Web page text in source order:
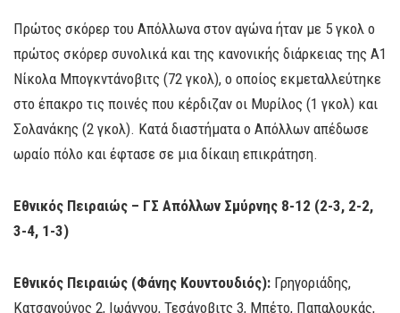
Πρώτος σκόρερ του Απόλλωνα στον αγώνα ήταν με 5 γκολ ο
πρώτος σκόρερ συνολικά και της κανονικής διάρκειας της Α1
Νίκολα Μπογκντάνοβιτς (72 γκολ), ο οποίος εκμεταλλεύτηκε
στο έπακρο τις ποινές που κέρδιζαν οι Μυρίλος (1 γκολ) και
Σολανάκης (2 γκολ). Κατά διαστήματα ο Απόλλων απέδωσε
ωραίο πόλο και έφτασε σε μια δίκαιη επικράτηση.
Εθνικός Πειραιώς – ΓΣ Απόλλων Σμύρνης 8-12 (2-3, 2-2,
3-4, 1-3)
Εθνικός Πειραιώς (Φάνης Κουντουδιός): Γρηγοριάδης,
Κατσαγούνος 2, Ιωάννου, Τεσάνοβιτς 3, Μπέτο, Παπαλουκάς,